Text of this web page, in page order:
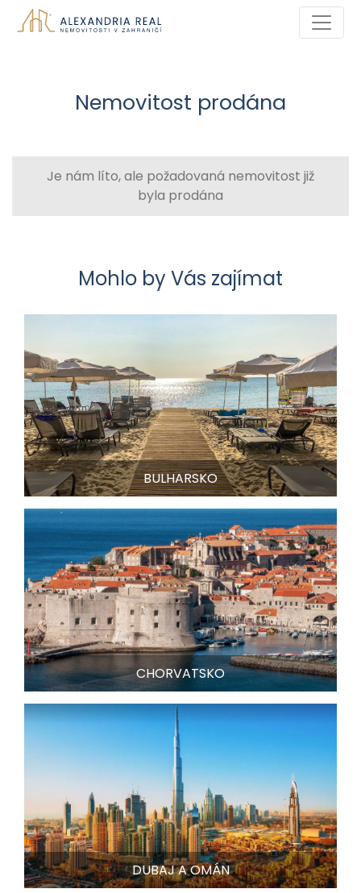
Nemovitost prodána
Je nám líto, ale požadovaná nemovitost již
byla prodána
Mohlo by Vás zajímat
BULHARSKO
CHORVATSKO
DUBAJ A OMÁN